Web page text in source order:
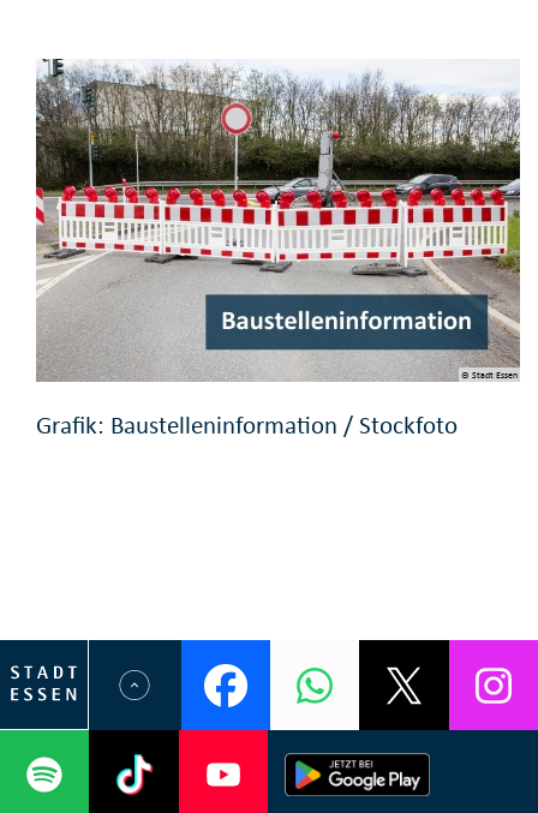
© Stadt Essen
Grafik: Baustelleninformation / Stockfoto